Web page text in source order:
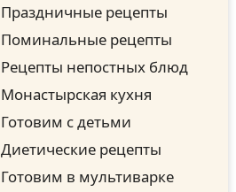
Праздничные рецепты
Поминальные рецепты
Рецепты непостных блюд
Монастырская кухня
Готовим с детьми
Диетические рецепты
Готовим в мультиварке